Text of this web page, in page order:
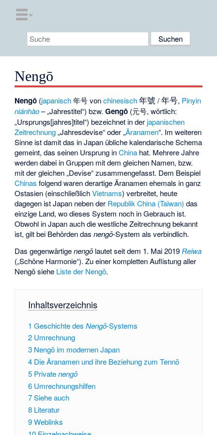
Nengō
Nengō (japanisch 年号vonchinesisch 年號/年号, Pinyin
niánhào– „Jahrestitel“) bzw.Gengō (元号, wörtlich:
„Ursprungs[jahres]titel“) bezeichnet in der japanischen
Zeitrechnung„Jahresdevise“ oder „Äranamen“. Im weiteren
Sinne ist damit das in Japan übliche kalendarische Schema
gemeint, das seinen Ursprung inChina hat. Mehrere Jahre
werden dabei in Gruppen mit dem gleichen Namen, bzw.
mit der gleichen „Devise“ zusammengefasst. Dem Beispiel
Chinas folgend waren derartige Äranamen ehemals in ganz
Ostasien (einschließlichVietnams) verbreitet, heute
dagegen ist Japan neben der Republik China (Taiwan) das
einzige Land, wo dieses System noch in Gebrauch ist.
Obwohl in Japan auch die westliche Zeitrechnung bekannt
ist, gilt bei Behörden dasnengō-System als verbindlich.
Das gegenwärtigenengō lautet seit dem 1. Mai 2019 Reiwa
(„Schöne Harmonie“). Zu einer kompletten Auflistung aller
Nengō siehe Liste der Nengō.
Inhaltsverzeichnis
1 Geschichte des Nengō-Systems
2 Umrechnung
3 Nengō im modernen Japan
4 Die Äranamen und ihre Beziehung zum Tennō
5 Privatenengō
6 Umrechnungshilfen
7Siehe auch
8 Literatur
9Weblinks